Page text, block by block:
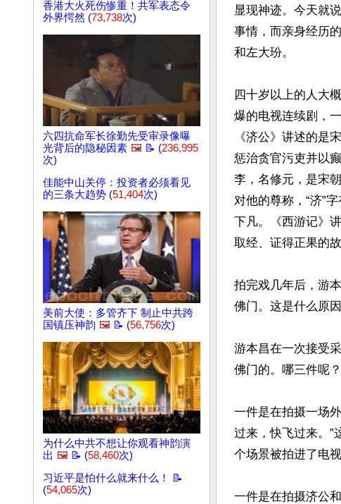
香港大火死伤惨重！共军表态令
外界愕然 (73,738次)
六四抗命军长徐勤先受审录像曝
光背后的隐秘因素 🖼️ 📝 (236,995
次)
佳能中山关停：投资者必须看见
的三条大趋势 (51,404次)
美前大使：多管齐下 制止中共跨
国镇压神韵 🖼️ 📝 (56,756次)
为什么中共不想让你观看神韵演
出 🖼️ 📝 (58,460次)
习近平是怕什么就来什么！ 📝
(54,065次)
显现神迹。今天就
事情，而亲身经历
和左大玢。
四十岁以上的人大
爆的电视连续剧，
《济公》讲述的是
惩治贪官污吏并以
李，名修元，是宋
对他的尊称，“济”
下凡。《西游记》
取经、证得正果的
拍完戏几年后，游
佛门。这是什么原
游本昌在一次接受
佛门的。哪三件呢？
一件是在拍摄一场
过来，快飞过来。”
个场景被拍进了电视
一件是在拍摄济公